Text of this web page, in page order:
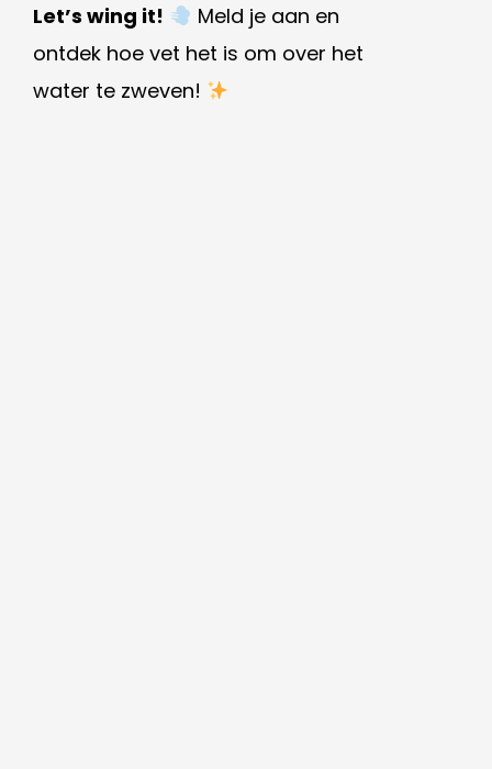
Let’s wing it!
Meld je aan en
ontdek hoe vet het is om over het
water te zweven!